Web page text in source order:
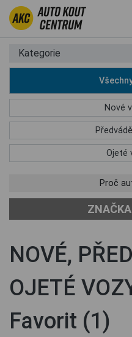
Kategorie
Nové
Ojeté
Proč
ZNAČKA
NOVÉ,
OJETÉ
Favorit (1)